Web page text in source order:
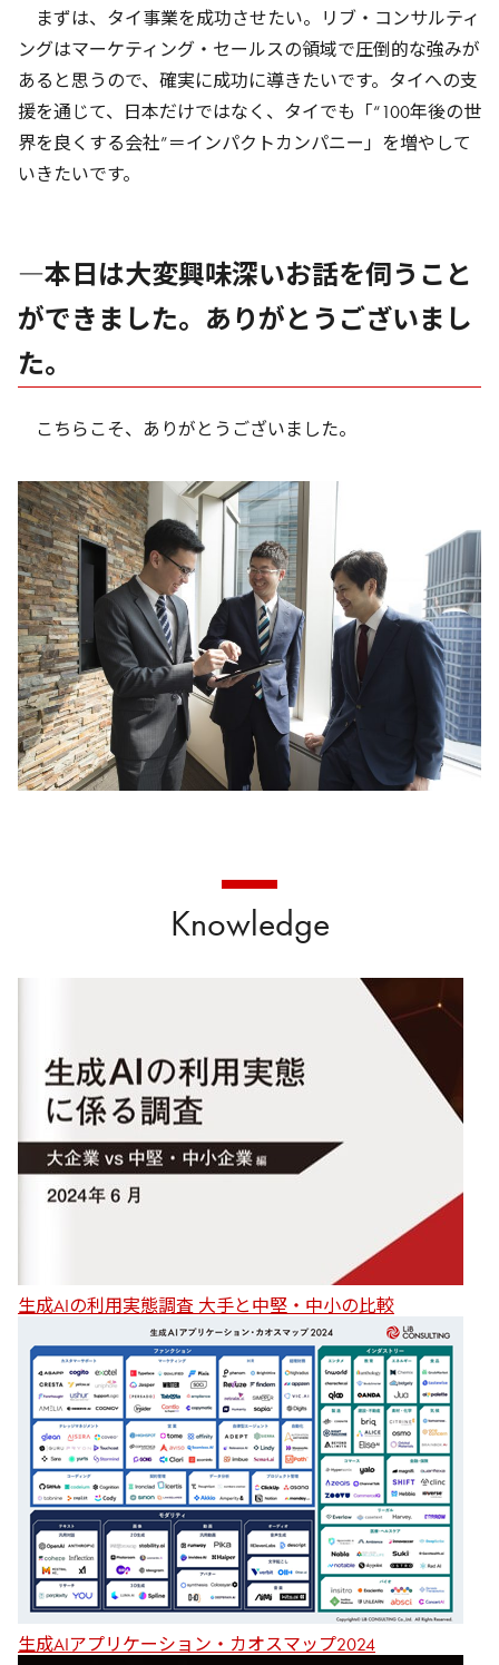
まずは、タイ事業を成功させたい。リブ・コンサルティ
ングはマーケティング・セールスの領域で圧倒的な強みが
あると思うので、確実に成功に導きたいです。タイへの支
援を通じて、日本だけではなく、タイでも「“100年後の世
界を良くする会社”＝インパクトカンパニー」を増やして
いきたいです。
―本日は大変興味深いお話を伺うこと
ができました。ありがとうございまし
た。
こちらこそ、ありがとうございました。
Knowledge
生成AIの利用実態調査 大手と中堅・中小の比較
生成AIアプリケーション・カオスマップ2024